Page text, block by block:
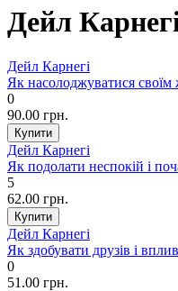
Дейл
Дейл Карнегі
Як насолоджуватися своїм
0
90.00 грн.
Дейл Карнегі
Як подолати неспокій і
5
62.00 грн.
Дейл Карнегі
Як здобувати друзів і
0
51.00 грн.